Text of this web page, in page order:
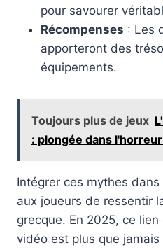
pour savourer
Récompenses : Les
apporteront des
équipements.
Toujours plus de jeux
: plongée dans
Intégrer ces mythes
aux joueurs de ressentir
grecque. En 2025, ce
vidéo est plus que